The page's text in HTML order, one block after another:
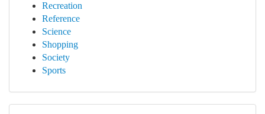
Recreation
Reference
Science
Shopping
Society
Sports